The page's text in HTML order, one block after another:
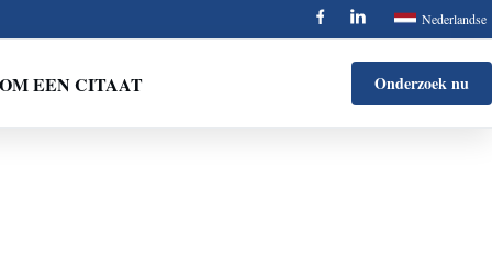
Nederlandse
EEN CITAAT Onderzoek nu